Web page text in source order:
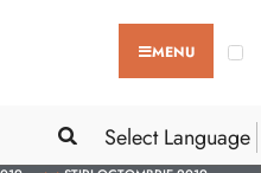
MENU
Select Language